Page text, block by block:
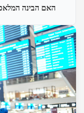
האם הבינה